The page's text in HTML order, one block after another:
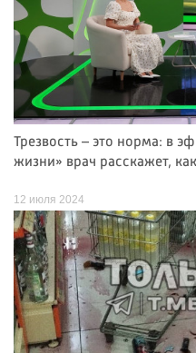
Трезвость – это норма: в
жизни» врач расскажет,
12 июля 2024